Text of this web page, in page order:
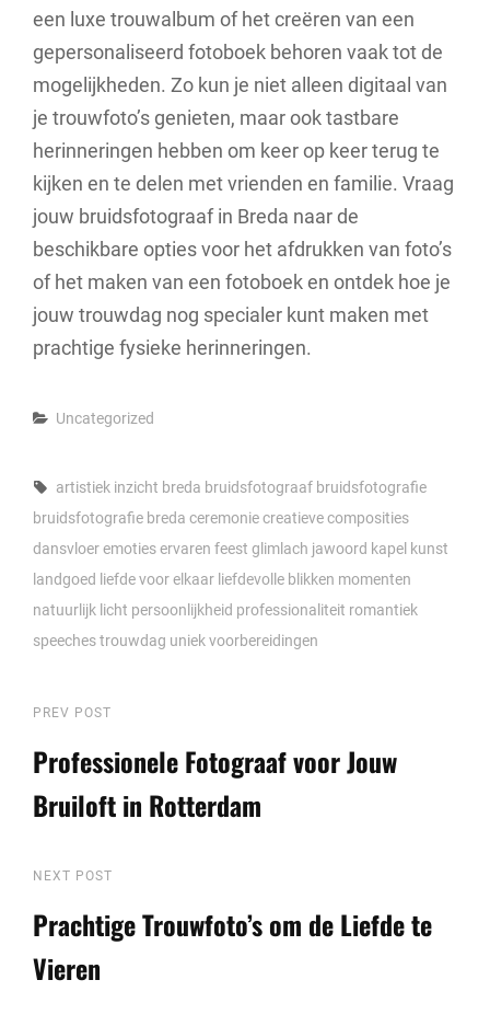
een luxe trouwalbum of het creëren van een
gepersonaliseerd fotoboek behoren vaak tot de
mogelijkheden. Zo kun je niet alleen digitaal van
je trouwfoto’s genieten, maar ook tastbare
herinneringen hebben om keer op keer terug te
kijken en te delen met vrienden en familie. Vraag
jouw bruidsfotograaf in Breda naar de
beschikbare opties voor het afdrukken van foto’s
of het maken van een fotoboek en ontdek hoe je
jouw trouwdag nog specialer kunt maken met
prachtige fysieke herinneringen.
Categories
Uncategorized
Tags,
artistiek inzicht breda bruidsfotograaf bruidsfotografie
bruidsfotografie breda ceremoniecreatieve composities
dansvloeremotieservaren feest glimlach jawoord kapel kunst
landgoed liefde voor elkaar liefdevolle blikken momenten
natuurlijk licht persoonlijkheid professionaliteit romantiek
speechestrouwdag uniekvoorbereidingen
Berichtnavigatie
Previous
Post
PREV POST
Professionele Fotograaf voor Jouw
Bruiloft in Rotterdam
Next
Post
NEXT POST
Prachtige Trouwfoto’s om de Liefde te
Vieren